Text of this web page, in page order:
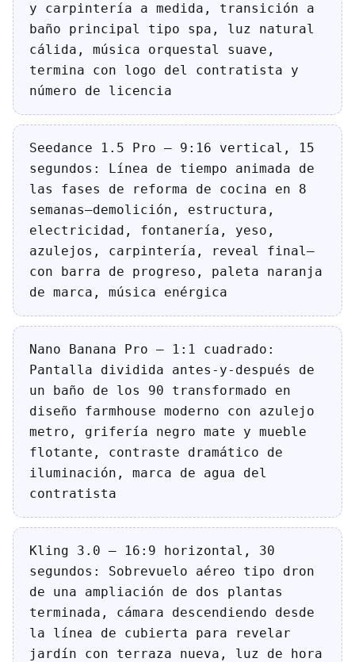
y carpintería a medida, transición a
baño principal tipo spa, luz natural
cálida, música orquestal suave,
termina con logo del contratista y
número de licencia
Seedance 1.5 Pro — 9:16 vertical, 15
segundos: Línea de tiempo animada de
las fases de reforma de cocina en 8
semanas—demolición, estructura,
electricidad, fontanería, yeso,
azulejos, carpintería, reveal final—
con barra de progreso, paleta naranja
de marca, música enérgica
Nano Banana Pro — 1:1 cuadrado:
Pantalla dividida antes-y-después de
un baño de los 90 transformado en
diseño farmhouse moderno con azulejo
metro, grifería negro mate y mueble
flotante, contraste dramático de
iluminación, marca de agua del
contratista
Kling 3.0 — 16:9 horizontal, 30
segundos: Sobrevuelo aéreo tipo dron
de una ampliación de dos plantas
terminada, cámara descendiendo desde
la línea de cubierta para revelar
jardín con terraza nueva, luz de hora